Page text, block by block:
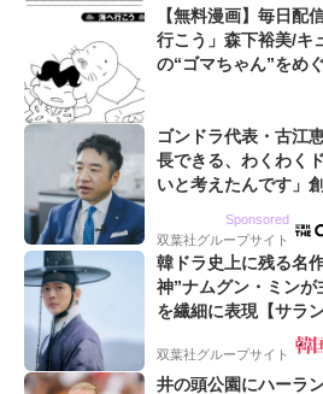
【無料漫画】毎日配
行こう」森下裕美/キ
の“ゴマちゃん”をめ
ゴンドラ代表・古江
長できる、わくわく
いと考えたんです」
Sponsored
双葉社グループサイト
韓ドラ史上に残る名
神”ナムグン・ミン
を繊細に表現【サラ
双葉社グループサイト
井の頭公園にハーラ